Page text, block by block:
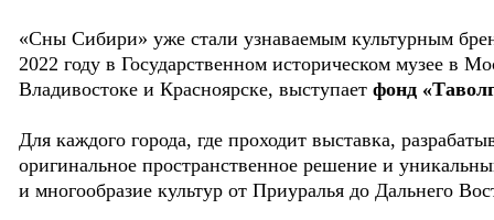
«Сны Сибири» уже стали узнаваемым культурным
2022 году в Государственном историческом музее в
Владивостоке и Красноярске, выступает фонд
Для каждого города, где проходит выставка,
оригинальное пространственное решение и
и многообразие культур от Приуралья до Дальнего